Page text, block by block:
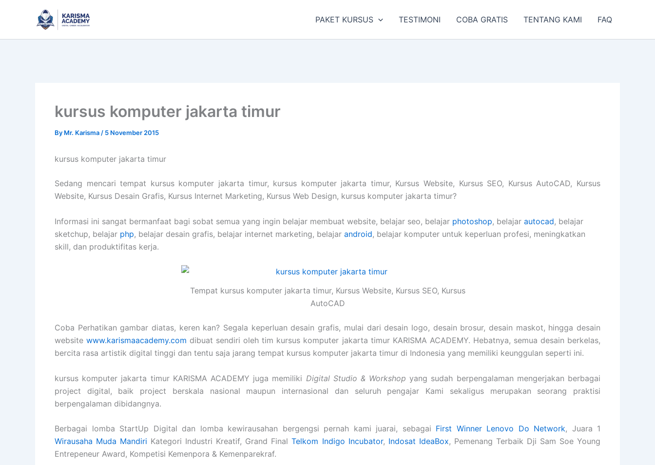
PAKET KURSUS TESTIMONI COBA GRATIS TENTANG KAMI FAQ
kursus komputer jakarta timur
By Mr. Karisma / 5 November 2015
kursus komputer jakarta timur
Sedang mencari tempat kursus komputer jakarta timur, kursus komputer jakarta timur, Kursus Website, Kursus SEO, Kursus AutoCAD, Kursus
Website, Kursus Desain Grafis, Kursus Internet Marketing, Kursus Web Design, kursus komputer jakarta timur?
Informasi ini sangat bermanfaat bagi sobat semua yang ingin belajar membuat website, belajar seo, belajar photoshop, belajar autocad, belajar
sketchup, belajar php, belajar desain grafis, belajar internet marketing, belajar android, belajar komputer untuk keperluan profesi, meningkatkan
skill, dan produktifitas kerja.
Tempat kursus komputer jakarta timur, Kursus Website, Kursus SEO, Kursus
AutoCAD
Coba Perhatikan gambar diatas, keren kan? Segala keperluan desain grafis, mulai dari desain logo, desain brosur, desain maskot, hingga desain
websitewww.karismaacademy.com dibuat sendiri oleh tim kursus komputer jakarta timur KARISMA ACADEMY. Hebatnya, semua desain berkelas,
bercita rasa artistik digital tinggi dan tentu saja jarang tempat kursus komputer jakarta timur di Indonesia yang memiliki keunggulan seperti ini.
kursus komputer jakarta timur KARISMA ACADEMY juga memiliki Digital Studio & Workshop yang sudah berpengalaman mengerjakan berbagai
project digital, baik project berskala nasional maupun internasional dan seluruh pengajar Kami sekaligus merupakan seorang praktisi
berpengalaman dibidangnya.
Berbagai lomba StartUp Digital dan lomba kewirausahan bergengsi pernah kami juarai, sebagai First Winner Lenovo Do Network, Juara 1
Wirausaha Muda Mandiri Kategori Industri Kreatif, Grand FinalTelkom Indigo Incubator, Indosat IdeaBox, Pemenang Terbaik Dji Sam Soe Young
Entrepeneur Award, Kompetisi Kemenpora & Kemenparekraf.